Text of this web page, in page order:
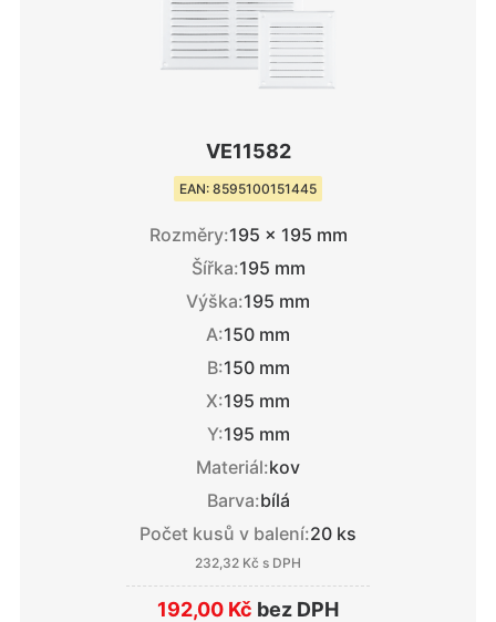
VE11582
EAN: 8595100151445
Rozměry:195 × 195 mm
Šířka:195 mm
Výška:195 mm
A:150 mm
B:150 mm
X:195 mm
Y:195 mm
Materiál:kov
Barva:bílá
Počet kusů v balení:20 ks
232,32 Kč s DPH
192,00 Kč bez DPH